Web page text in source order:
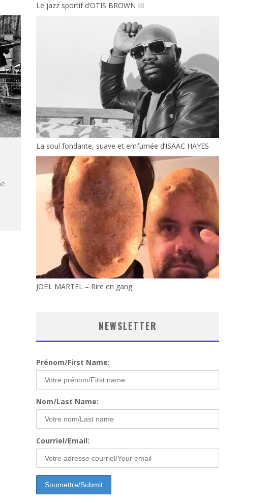
Le jazz sportif d’OTIS BROWN III
La soul fondante, suave et emfumée d’ISAAC HAYES
JOËL MARTEL – Rire en gang
NEWSLETTER
Prénom/First Name:
Nom/Last Name:
Courriel/Email: